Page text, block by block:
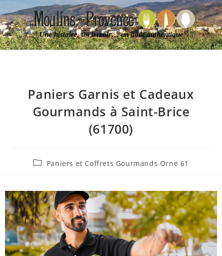
Une histoire, un terroir… un goût authentique
Paniers Garnis et Cadeaux
Gourmands à Saint-Brice
(61700)
Paniers et Coffrets Gourmands Orne 61